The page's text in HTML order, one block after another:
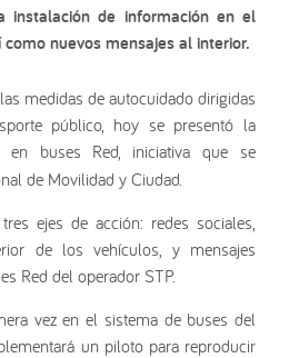
instalación de información en el
nuevos mensajes al interior.
medidas de autocuidado dirigidas
público, hoy se presentó la
en buses Red, iniciativa que se
de Movilidad y Ciudad.
ejes de acción: redes sociales,
de los vehículos, y mensajes
Red del operador STP.
vez en el sistema de buses del
un piloto para reproducir